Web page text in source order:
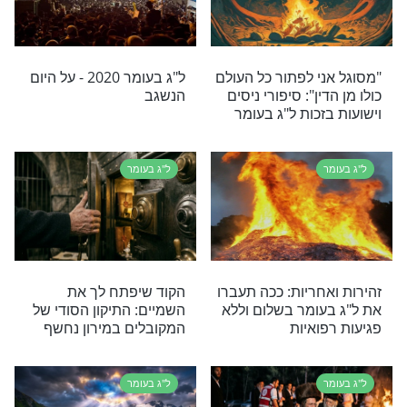
עם הילד?
חזקה במיוחד
'’כדאי הוא רבי שמעון לסמוך
עליו בשעת הדחק’’ - אל
רבי שמעון בר
בית בין בני הזוג
ל"ג בעומר
זקוקים למידע על ההילולה
במירון? קו מידע חדש ונגיש
בשבילכם